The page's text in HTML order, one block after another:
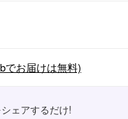
でお届けは無料)
ェアするだけ!